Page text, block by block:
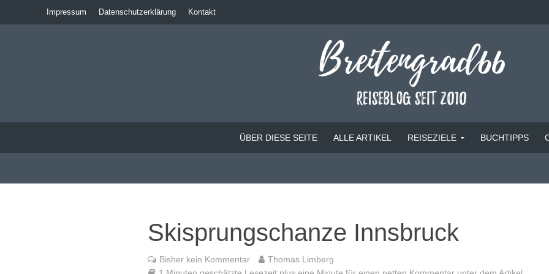
Impressum Datenschutzerklärung Kontakt
ÜBER DIESE SEITE ALLE ARTIKEL REISEZIELE BUCHTIPPS
Skisprungschanze Innsbruck
Bisher kein Kommentar
Thomas Limberg